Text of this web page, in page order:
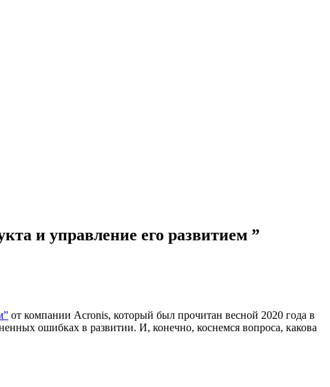
и управление его развитием ”
от компании Acronis, который был прочитан весной 2020 года в
ошибках в развитии. И, конечно, коснемся вопроса, какова